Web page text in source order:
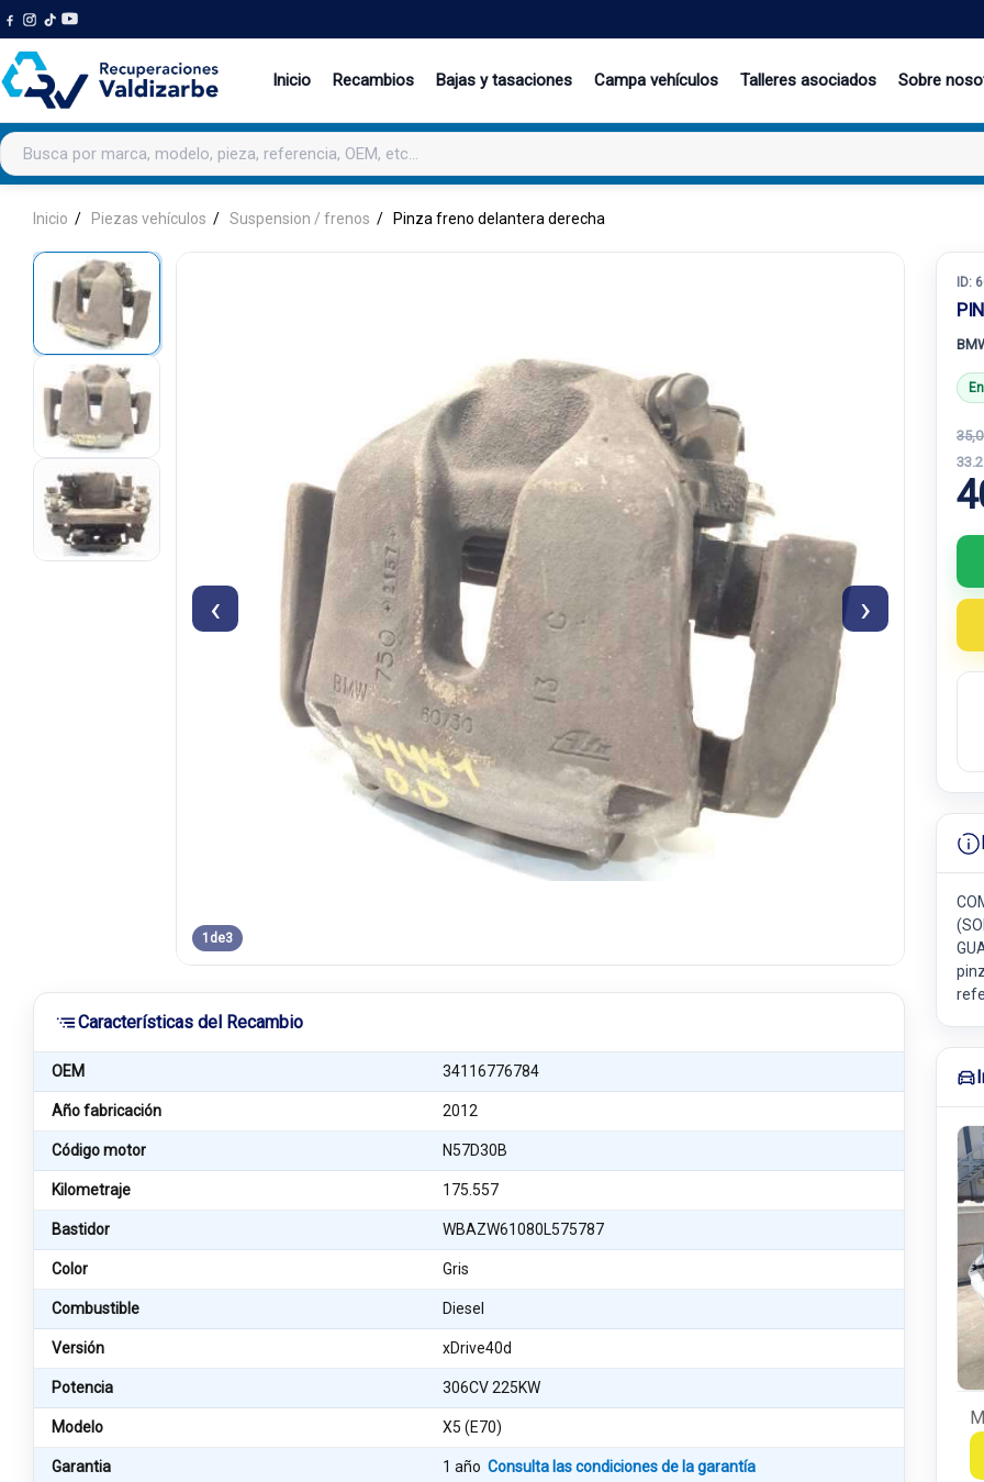
Inicio Recambios Bajas y tasaciones Campa vehículos Talleres asociados Sobre
Buscar productos
Inicio Piezas vehículos Suspension / frenos Pinza freno delantera derecha
‹ ›
1 de3
Características del Recambio
OEM 34116776784
Año fabricación 2012
Código motor N57D30B
Kilometraje 175.557
Bastidor WBAZW61080L575787
Color Gris
Combustible Diesel
Versión xDrive40d
Potencia 306CV 225KW
Modelo X5 (E70)
Garantia 1 añoConsulta las condiciones de la garantía
ID: